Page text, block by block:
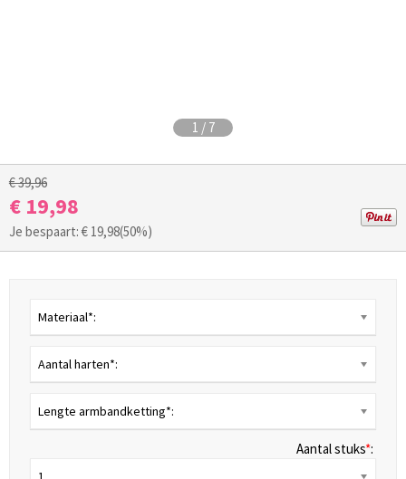
1 / 7
€ 39,96
€ 19,98
Je bespaart: € 19,98(50%)
Materiaal*:
Aantal harten*:
Lengte armbandketting*:
Aantal stuks*: